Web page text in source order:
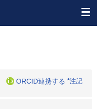
ORCID連携する *注記